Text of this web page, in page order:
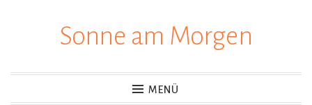
Sonne am Morgen
MENÜ